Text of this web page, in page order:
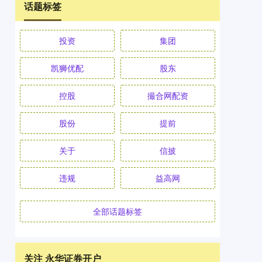
话题标签
投资 集团
凯狮优配 股东
控股 撮合网配资
股份 提前
关于 信披
违规 益高网
全部话题标签
关注 永华证券开户